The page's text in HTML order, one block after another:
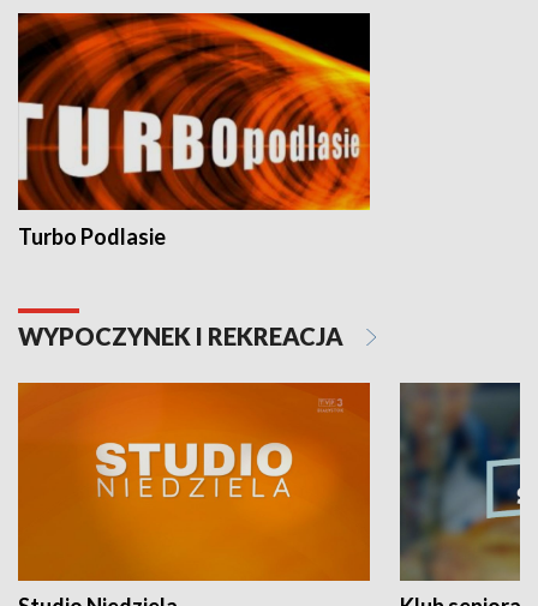
Turbo Podlasie
WYPOCZYNEK I REKREACJA